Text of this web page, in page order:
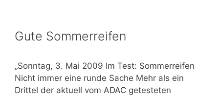
Gute Sommerreifen
„Sonntag, 3. Mai 2009 Im Test: Sommerreifen
Nicht immer eine runde Sache Mehr als ein
Drittel der aktuell vom ADAC getesteten